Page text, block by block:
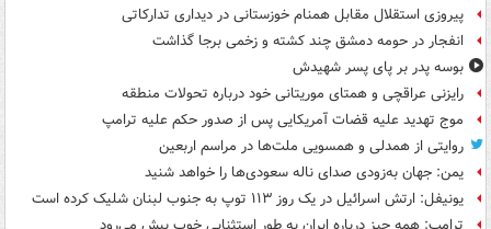
پیروزی استقلال مقابل همنام خوزستانی در دیداری تدارکاتی
انفجار در حومه دمشق چند کشته و زخمی برجا گذاشت
بوسه‌ پدر بر پای پسر شهیدش
رایزنی عراقچی و همتای موریتانی خود درباره تحولات منطقه
موج تهدید علیه قضات آمریکایی پس از صدور حکم علیه ترامپ
روایتی از همدلی و همسویی ملت‌ها در مراسم اربعین
یمن: جهان به‌زودی صدای ناله سعودی‌ها را خواهد شنید
یونیفل: ارتش اسرائیل در یک روز ۱۱۳ توپ به جنوب لبنان شلیک کرده است